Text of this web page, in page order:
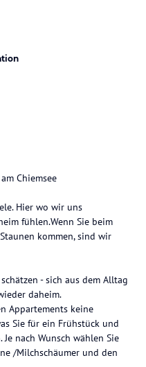
Chiemsee
Hier wo wir uns
fühlen.Wenn Sie beim
kommen, sind wir
- sich aus dem Alltag
daheim.
Appartements keine
Sie für ein Frühstück und
nach Wunsch wählen Sie
/Milchschäumer und den